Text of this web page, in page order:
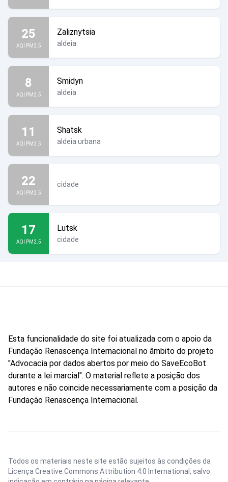
25
AQI PM2.5
Zaliznytsia
aldeia
8
AQI PM2.5
Smidyn
aldeia
11
AQI PM2.5
Shatsk
aldeia urbana
22
AQI PM2.5
cidade
17
AQI PM2.5
Lutsk
cidade
Esta funcionalidade do site foi atualizada com o apoio da
Fundação Renascença Internacional no âmbito do projeto
"Advocacia por dados abertos por meio do SaveEcoBot
durante a lei marcial". O material reflete a posição dos
autores e não coincide necessariamente com a posição da
Fundação Renascença Internacional.
Todos os materiais neste site estão sujeitos às condições da
Licença Creative Commons Attribution 4.0 International , salvo